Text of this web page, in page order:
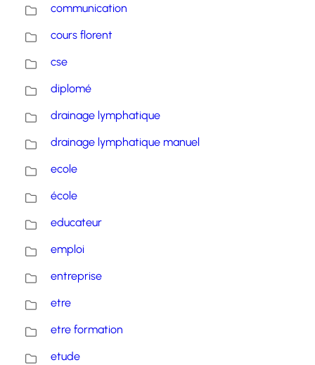
communication
cours florent
cse
diplomé
drainage lymphatique
drainage lymphatique manuel
ecole
école
educateur
emploi
entreprise
etre
etre formation
etude